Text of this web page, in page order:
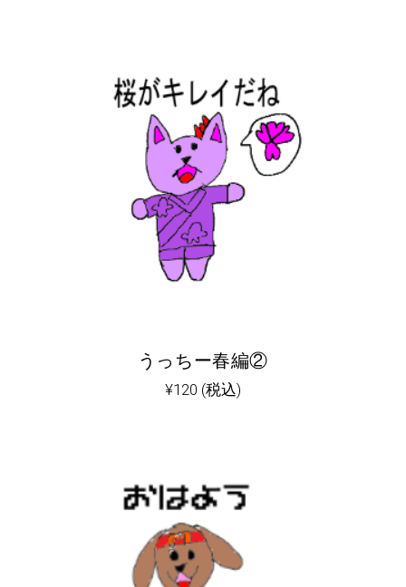
うっちー春編②
¥120 (税込)